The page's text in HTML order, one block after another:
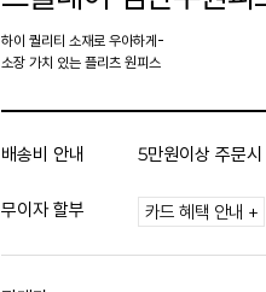
하이 퀄리티 소재로 우아하게-
소장 가치 있는 플리츠 원피스
배송비 안내 5만원이상 주문
무이자 할부 카드 혜택 안내 +